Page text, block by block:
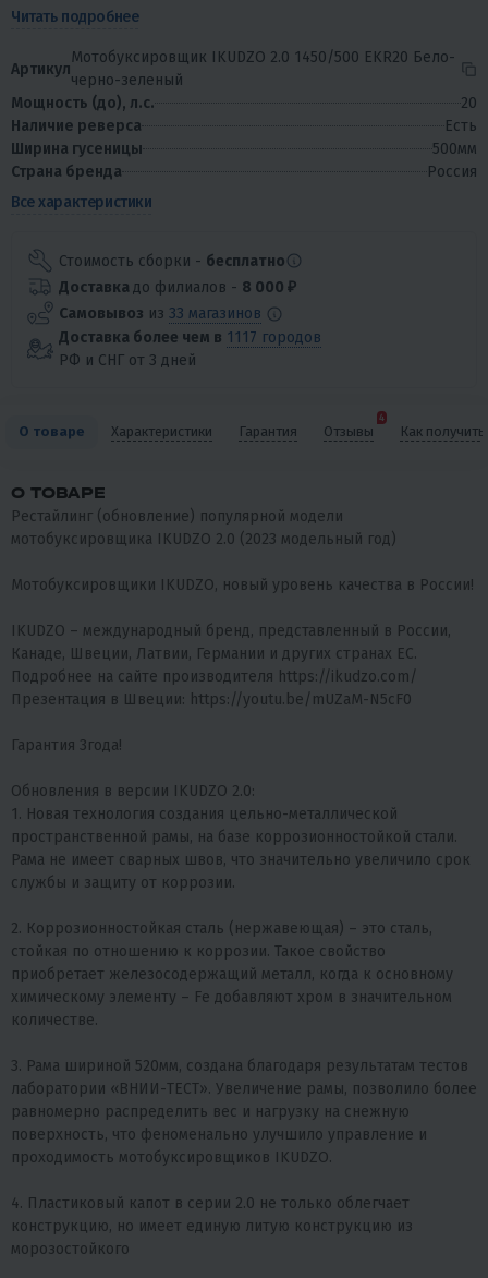
IKUDZO – международный бренд,...
Читать подробнее
Артикул
Мотобуксировщик IKUDZO 2.0 1450/500 EKR20 Бело-
черно-зеленый
Мощность (до), л.с.
20
Наличие реверса
Есть
Ширина гусеницы
500мм
Страна бренда
Россия
Все характеристики
Стоимость сборки - бесплатно
Доставкадо филиалов - 8 000 ₽
Самовывоз из 33 магазинов
Доставка более чем в 1117 городов
РФ и СНГ от 3 дней
О товаре Характеристики Гарантия Отзывы
4
Как получить
О ТОВАРЕ
Рестайлинг (обновление) популярной модели
мотобуксировщика IKUDZO 2.0 (2023 модельный год)
Мотобуксировщики IKUDZO, новый уровень качества в России!
IKUDZO – международный бренд, представленный в России,
Канаде, Швеции, Латвии, Германии и других странах ЕС.
Подробнее на сайте производителя https://ikudzo.com/
Презентация в Швеции: https://youtu.be/mUZaM-N5cF0
Гарантия 3года!
Обновления в версии IKUDZO 2.0:
1. Новая технология создания цельно-металлической
пространственной рамы, на базе коррозионностойкой стали.
Рама не имеет сварных швов, что значительно увеличило срок
службы и защиту от коррозии.
2. Коррозионностойкая сталь (нержавеющая) – это сталь,
стойкая по отношению к коррозии. Такое свойство
приобретает железосодержащий металл, когда к основному
химическому элементу – Fe добавляют хром в значительном
количестве.
3. Рама шириной 520мм, создана благодаря результатам тестов
лаборатории «ВНИИ-ТЕСТ». Увеличение рамы, позволило более
равномерно распределить вес и нагрузку на снежную
поверхность, что феноменально улучшило управление и
проходимость мотобуксировщиков IKUDZO.
4. Пластиковый капот в серии 2.0 не только облегчает
конструкцию, но имеет единую литую конструкцию из
морозостойкого